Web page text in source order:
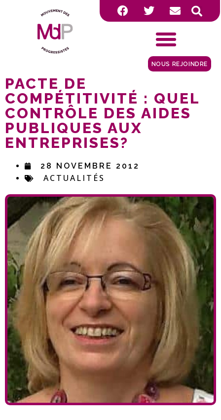
NOUS REJOINDRE
PACTE DE
COMPÉTITIVITÉ : QUEL
CONTRÔLE DES AIDES
PUBLIQUES AUX
ENTREPRISES?
28 NOVEMBRE 2012
ACTUALITÉS